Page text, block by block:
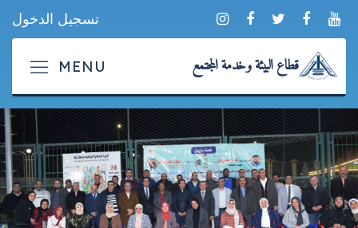
تسجيل الدخول
قطاع البيئة وخدمة المجتمع